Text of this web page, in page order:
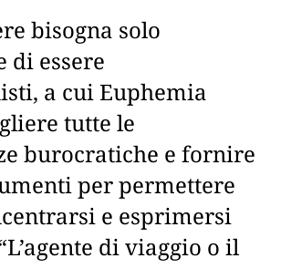
bisogna solo
di essere
a cui Euphemia
tutte le
burocratiche e fornire
per permettere
e esprimersi
di viaggio o il